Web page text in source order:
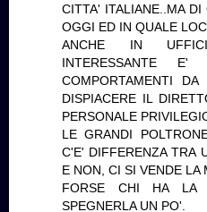
CITTA' ITALIANE..MA
OGGI ED IN QUALE
ANCHE IN
INTERESSANTE
COMPORTAMENTI DA
DISPIACERE IL
PERSONALE
LE GRANDI
C'E' DIFFERENZA TRA
E NON, CI SI VENDE LA
FORSE CHI HA LA
SPEGNERLA UN PO'.